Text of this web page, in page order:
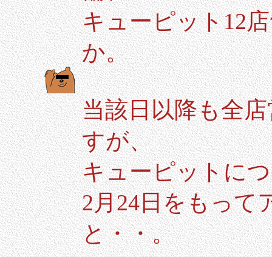
キューピット12
か。
当該日以降も全
すが、
キューピットに
2月24日をもって
と・・。